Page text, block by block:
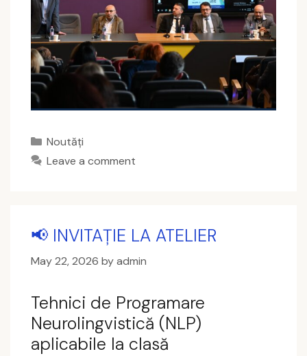
Categories
Noutăți
Leave a comment
📢 INVITAȚIE LA ATELIER
May 22, 2026 byadmin
Tehnici de Programare
Neurolingvistică (NLP)
aplicabile la clasă